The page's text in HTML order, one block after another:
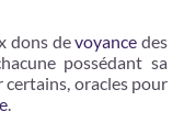
dons devoyance des
possédant sa
oracles pour
.